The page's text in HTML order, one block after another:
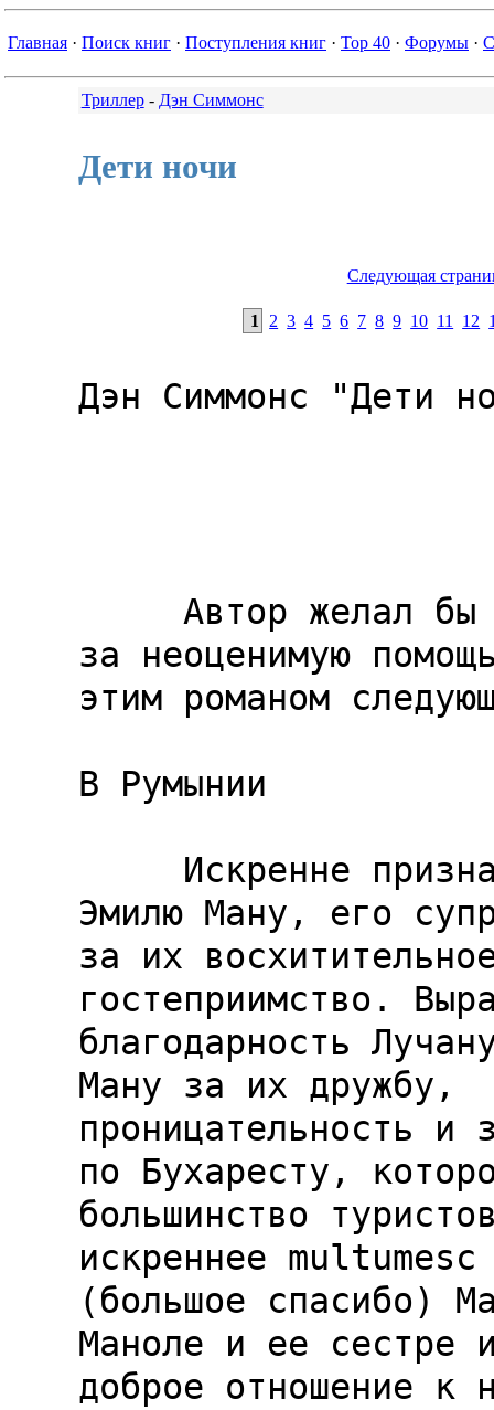
Главная · Поиск книг · Поступления книг · Top 40 · Форумы ·
Триллер- Дэн Симмонс
Дети ночи
Следующая
1 2 3 4 5 6 7 8 9 10 11 12
Дэн Симмонс "Дети
за неоценимую
этим романом
В Румынии
Эмилю Ману, его
за их
гостеприимство.
благодарность
Ману за их дружбу,
проницательность и
по Бухаресту,
большинство
искреннее
(большое спасибо)
Маноле и ее сестре
доброе отношение к